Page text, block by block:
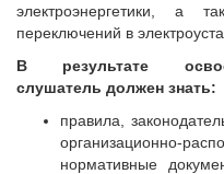
электроэнергетики, а
переключений в
В результате
слушатель должен знать:
правила,
организационно-
нормативные